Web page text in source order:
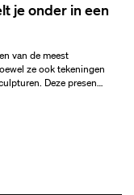
je onder in een
van de meest
ze ook tekeningen
Deze presen…